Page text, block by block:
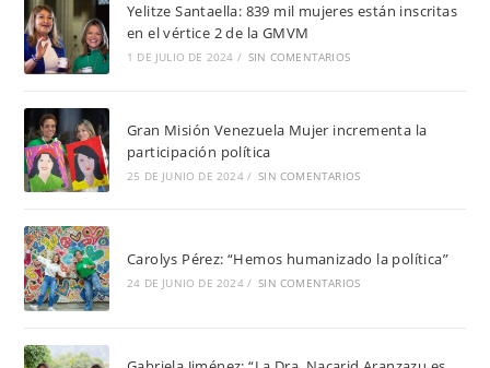
Yelitze Santaella: 839 mil mujeres están inscritas
en el vértice 2 de la GMVM
1 DE JULIO DE 2024 / SIN COMENTARIOS
Gran Misión Venezuela Mujer incrementa la
participación política
25 DE JUNIO DE 2024 / SIN COMENTARIOS
Carolys Pérez: “Hemos humanizado la política”
24 DE JUNIO DE 2024 / SIN COMENTARIOS